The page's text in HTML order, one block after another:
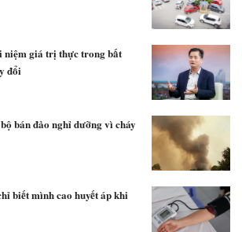
niệm giá trị thực trong bất
đổi
bán đảo nghỉ dưỡng vì cháy
biết mình cao huyết áp khi